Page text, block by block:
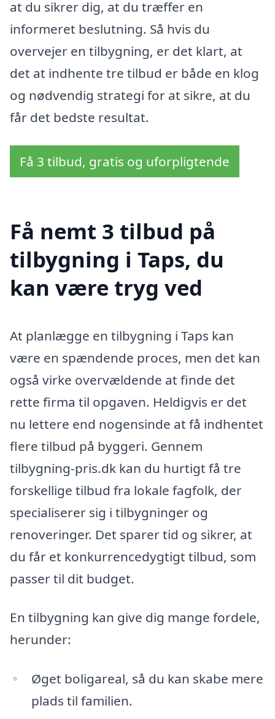
at du sikrer dig, at du træffer en
informeret beslutning. Så hvis du
overvejer en tilbygning, er det klart, at
det at indhente tre tilbud er både en klog
og nødvendig strategi for at sikre, at du
får det bedste resultat.
Få 3 tilbud, gratis og uforpligtende
Få nemt 3 tilbud på
tilbygning i Taps, du
kan være tryg ved
At planlægge en tilbygning i Taps kan
være en spændende proces, men det kan
også virke overvældende at finde det
rette firma til opgaven. Heldigvis er det
nu lettere end nogensinde at få indhentet
flere tilbud på byggeri. Gennem
tilbygning-pris.dk kan du hurtigt få tre
forskellige tilbud fra lokale fagfolk, der
specialiserer sig i tilbygninger og
renoveringer. Det sparer tid og sikrer, at
du får et konkurrencedygtigt tilbud, som
passer til dit budget.
En tilbygning kan give dig mange fordele,
herunder:
Øget boligareal, så du kan skabe mere
plads til familien.